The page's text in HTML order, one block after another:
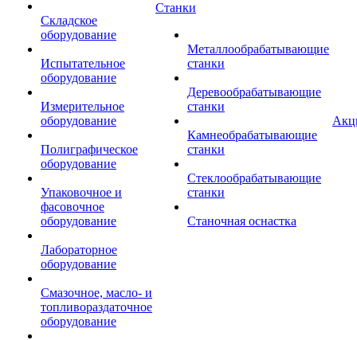
Складское
оборудование
Испытательное
оборудование
Измерительное
оборудование
Полиграфическое
оборудование
Упаковочное и
фасовочное
оборудование
Лабораторное
оборудование
Смазочное, масло- и
топливораздаточное
оборудование
Станки
Металлообрабатывающие
станки
Деревообрабатывающие
станки
Камнеобрабатывающие
станки
Стеклообрабатывающие
станки
Станочная оснастка